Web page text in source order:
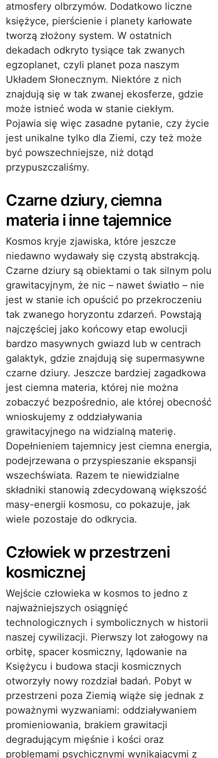
atmosfery olbrzymów. Dodatkowo liczne
księżyce, pierścienie i planety karłowate
tworzą złożony system. W ostatnich
dekadach odkryto tysiące tak zwanych
egzoplanet, czyli planet poza naszym
Układem Słonecznym. Niektóre z nich
znajdują się w tak zwanej ekosferze, gdzie
może istnieć woda w stanie ciekłym.
Pojawia się więc zasadne pytanie, czy życie
jest unikalne tylko dla Ziemi, czy też może
być powszechniejsze, niż dotąd
przypuszczaliśmy.
Czarne dziury, ciemna
materia i inne tajemnice
Kosmos kryje zjawiska, które jeszcze
niedawno wydawały się czystą abstrakcją.
Czarne dziury są obiektami o tak silnym polu
grawitacyjnym, że nic – nawet światło – nie
jest w stanie ich opuścić po przekroczeniu
tak zwanego horyzontu zdarzeń. Powstają
najczęściej jako końcowy etap ewolucji
bardzo masywnych gwiazd lub w centrach
galaktyk, gdzie znajdują się supermasywne
czarne dziury. Jeszcze bardziej zagadkowa
jest ciemna materia, której nie można
zobaczyć bezpośrednio, ale której obecność
wnioskujemy z oddziaływania
grawitacyjnego na widzialną materię.
Dopełnieniem tajemnicy jest ciemna energia,
podejrzewana o przyspieszanie ekspansji
wszechświata. Razem te niewidzialne
składniki stanowią zdecydowaną większość
masy-energii kosmosu, co pokazuje, jak
wiele pozostaje do odkrycia.
Człowiek w przestrzeni
kosmicznej
Wejście człowieka w kosmos to jedno z
najważniejszych osiągnięć
technologicznych i symbolicznych w historii
naszej cywilizacji. Pierwszy lot załogowy na
orbitę, spacer kosmiczny, lądowanie na
Księżycu i budowa stacji kosmicznych
otworzyły nowy rozdział badań. Pobyt w
przestrzeni poza Ziemią wiąże się jednak z
poważnymi wyzwaniami: oddziaływaniem
promieniowania, brakiem grawitacji
degradującym mięśnie i kości oraz
problemami psychicznymi wynikającymi z